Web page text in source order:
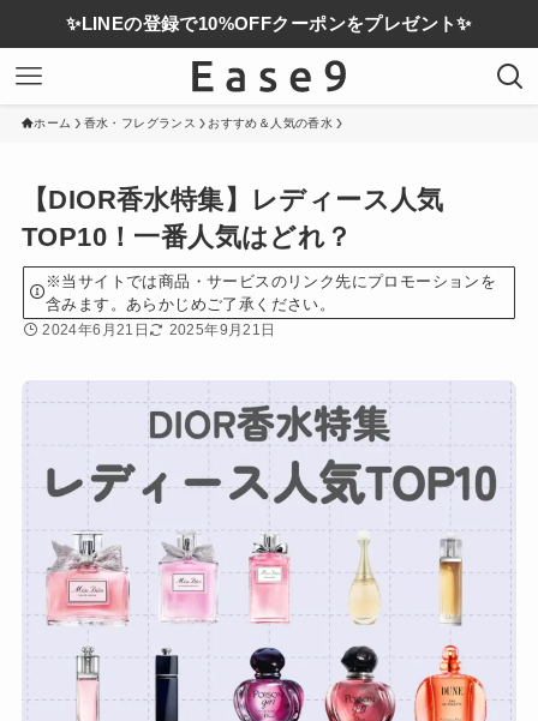
✨LINEの登録で10%OFFクーポンをプレゼント✨
ホーム 香水・フレグランス おすすめ＆人気の香水
【DIOR香水特集】レディース人気
TOP10！一番人気はどれ？
※当サイトでは商品・サービスのリンク先にプロモーションを
含みます。あらかじめご了承ください。
2024年6月21日 2025年9月21日